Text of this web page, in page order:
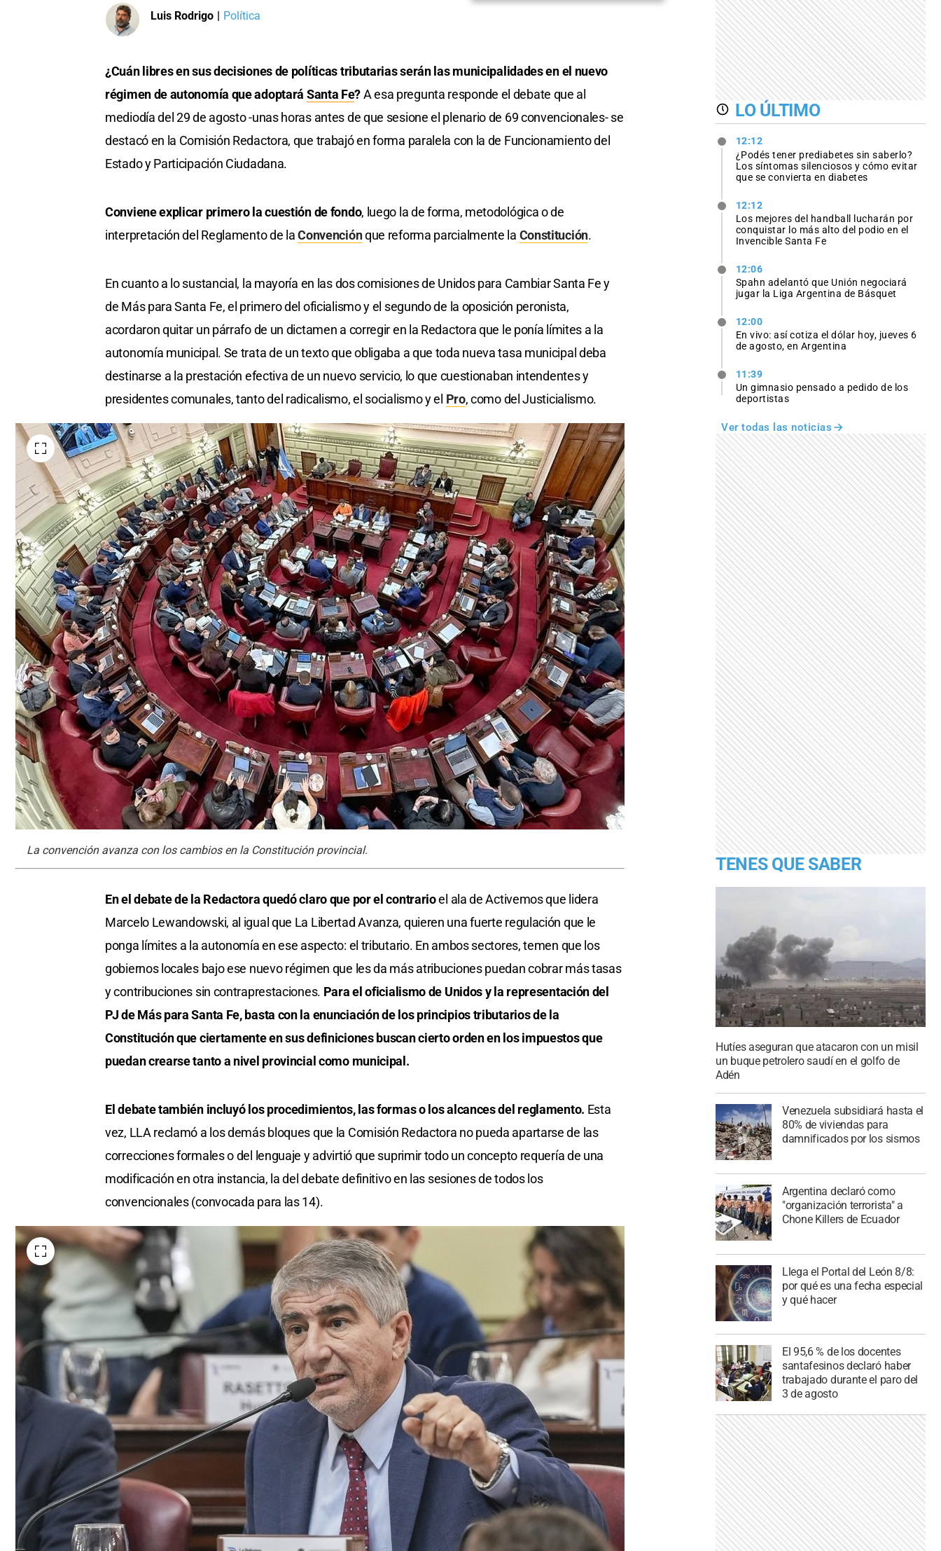
Luis Rodrigo | Política
¿Cuán libres en sus decisiones de políticas tributarias serán las municipalidades en el nuevo
régimen de autonomía que adoptará Santa Fe?A esa pregunta responde el debate que al
mediodía del 29 de agosto -unas horas antes de que sesione el plenario de 69 convencionales- se
destacó en la Comisión Redactora, que trabajó en forma paralela con la de Funcionamiento del
Estado y Participación Ciudadana.
Conviene explicar primero la cuestión de fondo, luego la de forma, metodológica o de
interpretación del Reglamento de laConvenciónque reforma parcialmente la Constitución.
En cuanto a lo sustancial, la mayoría en las dos comisiones de Unidos para Cambiar Santa Fe y
de Más para Santa Fe, el primero del oficialismo y el segundo de la oposición peronista,
acordaron quitar un párrafo de un dictamen a corregir en la Redactora que le ponía límites a la
autonomía municipal. Se trata de un texto que obligaba a que toda nueva tasa municipal deba
destinarse a la prestación efectiva de un nuevo servicio, lo que cuestionaban intendentes y
presidentes comunales, tanto del radicalismo, el socialismo y el Pro, como del Justicialismo.
La convención avanza con los cambios en la Constitución provincial.
En el debate de la Redactora quedó claro que por el contrarioel ala de Activemos que lidera
Marcelo Lewandowski, al igual que La Libertad Avanza, quieren una fuerte regulación que le
ponga límites a la autonomía en ese aspecto: el tributario. En ambos sectores, temen que los
gobiernos locales bajo ese nuevo régimen que les da más atribuciones puedan cobrar más tasas
y contribuciones sin contraprestaciones. Para el oficialismo de Unidos y la representación del
PJ de Más para Santa Fe, basta con la enunciación de los principios tributarios de la
Constitución que ciertamente en sus definiciones buscan cierto orden en los impuestos que
puedan crearse tanto a nivel provincial como municipal.
El debate también incluyó los procedimientos, las formas o los alcances del reglamento. Esta
vez, LLA reclamó a los demás bloques que la Comisión Redactora no pueda apartarse de las
correcciones formales o del lenguaje y advirtió que suprimir todo un concepto requería de una
modificación en otra instancia, la del debate definitivo en las sesiones de todos los
convencionales (convocada para las 14).
LO ÚLTIMO
12:12
¿Podés tener prediabetes sin saberlo?
Los síntomas silenciosos y cómo evitar
que se convierta en diabetes
12:12
Los mejores del handball lucharán por
conquistar lo más alto del podio en el
Invencible Santa Fe
12:06
Spahn adelantó que Unión negociará
jugar la Liga Argentina de Básquet
12:00
En vivo: así cotiza el dólar hoy, jueves 6
de agosto, en Argentina
11:39
Un gimnasio pensado a pedido de los
deportistas
Ver todas las noticias
TENES QUE SABER
Hutíes aseguran que atacaron con un misil
un buque petrolero saudí en el golfo de
Adén
Venezuela subsidiará hasta el
80% de viviendas para
damnificados por los sismos
Argentina declaró como
"organización terrorista" a
Chone Killers de Ecuador
Llega el Portal del León 8/8:
por qué es una fecha especial
y qué hacer
El 95,6 % de los docentes
santafesinos declaró haber
trabajado durante el paro del
3 de agosto